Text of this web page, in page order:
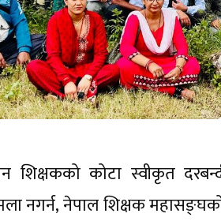
शिक्षकको कोटा स्वीकृत
नगर्न, नेपाल शिक्षक